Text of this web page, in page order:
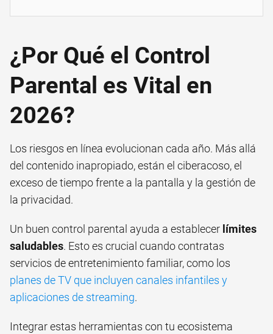
¿Por Qué el Control
Parental es Vital en
2026?
Los riesgos en línea evolucionan cada año. Más allá
del contenido inapropiado, están el ciberacoso, el
exceso de tiempo frente a la pantalla y la gestión de
la privacidad.
Un buen control parental ayuda a establecer límites
saludables. Esto es crucial cuando contratas
servicios de entretenimiento familiar, como los
planes de TV que incluyen canales infantiles y
aplicaciones de streaming.
Integrar estas herramientas con tu ecosistema